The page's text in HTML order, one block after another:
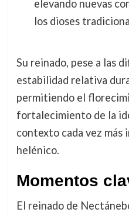
elevando nuevas
los dioses
Su reinado, pese a las
estabilidad relativa
permitiendo el
fortalecimiento de la
contexto cada vez más
helénico.
Momentos
El reinado de